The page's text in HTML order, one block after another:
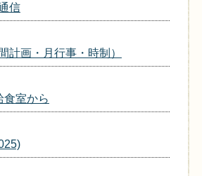
信
計画・月行事・時制）
室から